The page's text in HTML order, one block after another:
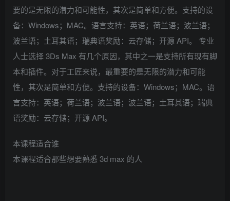
要的是无限的潜力和可能性，其次是简单和方便。支持的设
备：Windows；MAC。语言支持：英语；荷兰语；波兰语；
波兰语；土耳其语；瑞典语奖励：云存储；开源 API。 专业
人士选择 3Ds Max 有几个原因，其中之一是支持所有现有脚
本和插件。对于工匠来说，最重要的是无限的潜力和可能
性，其次是简单和方便。支持的设备：Windows；MAC。语
言支持：英语；荷兰语；波兰语；波兰语；土耳其语；瑞典
语奖励：云存储；开源 API。
本课程适合谁
本课程适合那些想要熟悉 3d max 的人